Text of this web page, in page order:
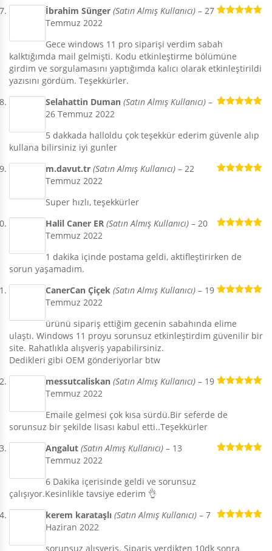
İbrahim Sünger (Satın Almış Kullanıcı) – 27
Temmuz 2022
Gece windows 11 pro siparişi verdim sabah
kalktığımda mail gelmişti. Kodu etkinleştirme bölümüne
girdim ve sorgulamasını yaptığımda kalıcı olarak etkinleştirildi
yazısını gördüm. Teşekkürler.
Selahattin Duman (Satın Almış Kullanıcı) –
26 Temmuz 2022
5 dakkada halloldu çok teşekkür ederim güvenle alıp
kullana bilirsiniz iyi gunler
m.davut.tr (Satın Almış Kullanıcı) – 22
Temmuz 2022
Super hızlı, teşekkürler
Halil Caner ER (Satın Almış Kullanıcı) – 20
Temmuz 2022
1 dakika içinde postama geldi, aktifleştirirken de
sorun yaşamadım.
CanerCan Çiçek (Satın Almış Kullanıcı) – 19
Temmuz 2022
ürünü sipariş ettiğim gecenin sabahında elime
ulaştı. Windows 11 proyu sorunsuz etkinleştirdim güvenilir bir
site. Rahatlıkla alışveriş yapabilirsiniz.
Dedikleri gibi OEM gönderiyorlar btw
messutcaliskan (Satın Almış Kullanıcı) – 19
Temmuz 2022
Emaile gelmesi çok kısa sürdü.Bir seferde de
sorunsuz bir şekilde lisası kabul etti..Teşekkürler
Angalut (Satın Almış Kullanıcı) – 13
Temmuz 2022
6 Dakika içerisinde geldi ve sorunsuz
çalışıyor.Kesinlikle tavsiye ederim 👌
kerem karataşlı (Satın Almış Kullanıcı) – 7
Haziran 2022
sorunsuz alışveriş. Sipariş verdikten 10dk sonra